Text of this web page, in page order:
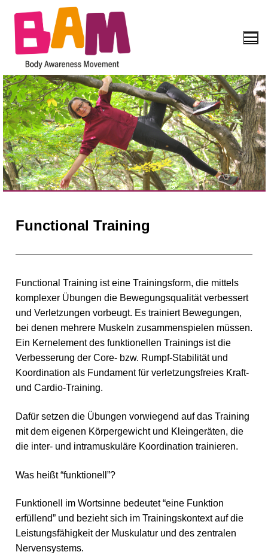
Functional Training
Functional Training ist eine Trainingsform, die mittels
komplexer Übungen die Bewegungsqualität verbessert
und Verletzungen vorbeugt. Es trainiert Bewegungen,
bei denen mehrere Muskeln zusammenspielen müssen.
Ein Kernelement des funktionellen Trainings ist die
Verbesserung der Core- bzw. Rumpf-Stabilität und
Koordination als Fundament für verletzungsfreies Kraft-
und Cardio-Training.
Dafür setzen die Übungen vorwiegend auf das Training
mit dem eigenen Körpergewicht und Kleingeräten, die
die inter- und intramuskuläre Koordination trainieren.
Was heißt “funktionell”?
Funktionell im Wortsinne bedeutet “eine Funktion
erfüllend” und bezieht sich im Trainingskontext auf die
Leistungsfähigkeit der Muskulatur und des zentralen
Nervensystems.